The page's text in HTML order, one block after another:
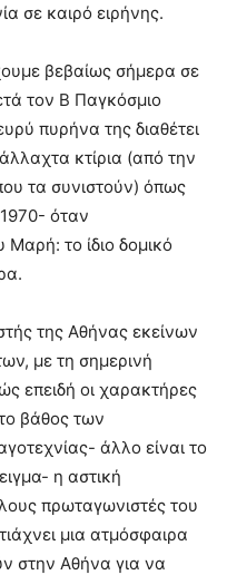
σε καιρό ειρήνης.
βεβαίως σήμερα σε
τον Β Παγκόσμιο
πυρήνα της διαθέτει
κτίρια (από την
τα συνιστούν) όπως
1970- όταν
Μαρή: το ίδιο δομικό
της Αθήνας εκείνων
με τη σημερινή
επειδή οι χαρακτήρες
βάθος των
άλλο είναι το
η αστική
πρωταγωνιστές του
μια ατμόσφαιρα
στην Αθήνα για να